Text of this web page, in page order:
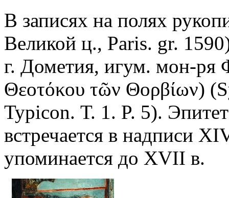
В записях на полях
Великой ц., Paris. gr.
г. Дометия, игум. мон-ря
Θεοτόκου τῶν Θορβίων)
Typicon. Т. 1. P. 5).
встречается в надписи
упоминается до XVII в.